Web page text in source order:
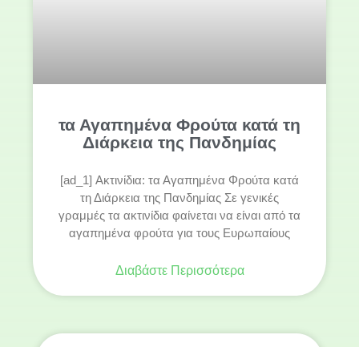
τα Αγαπημένα Φρούτα κατά τη
Διάρκεια της Πανδημίας
[ad_1] Ακτινίδια: τα Αγαπημένα Φρούτα κατά
τη Διάρκεια της Πανδημίας Σε γενικές
γραμμές τα ακτινίδια φαίνεται να είναι από τα
αγαπημένα φρούτα για τους Ευρωπαίους
Διαβάστε Περισσότερα